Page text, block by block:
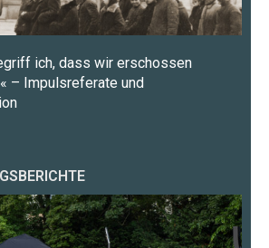
ich, dass wir erschossen
– Impulsreferate und